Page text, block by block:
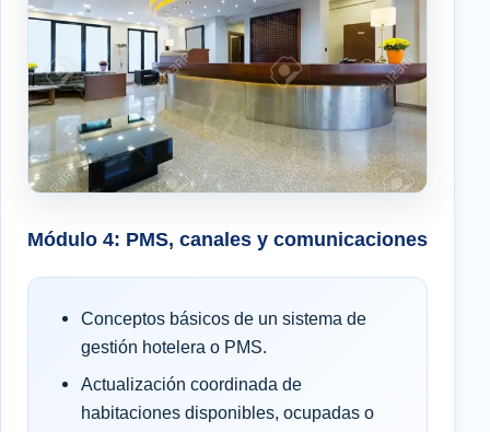
Módulo 4: PMS, canales y comunicaciones
Conceptos básicos de un sistema de
gestión hotelera o PMS.
Actualización coordinada de
habitaciones disponibles, ocupadas o